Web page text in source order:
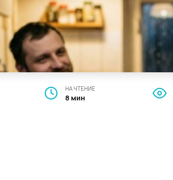
НА ЧТЕНИЕ
8 мин